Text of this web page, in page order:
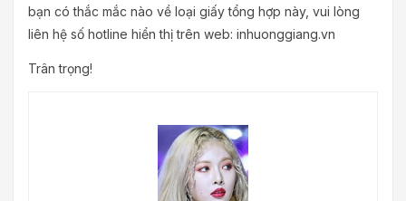
bạn có thắc mắc nào về loại giấy tổng hợp này, vui lòng
liên hệ số hotline hiển thị trên web: inhuonggiang.vn
Trân trọng!